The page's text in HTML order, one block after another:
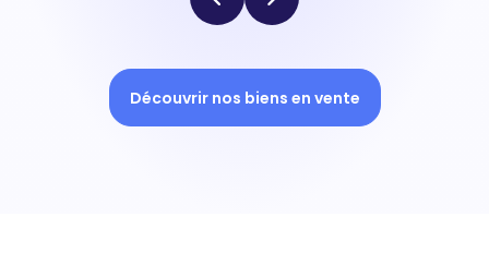
Découvrir nos biens en vente